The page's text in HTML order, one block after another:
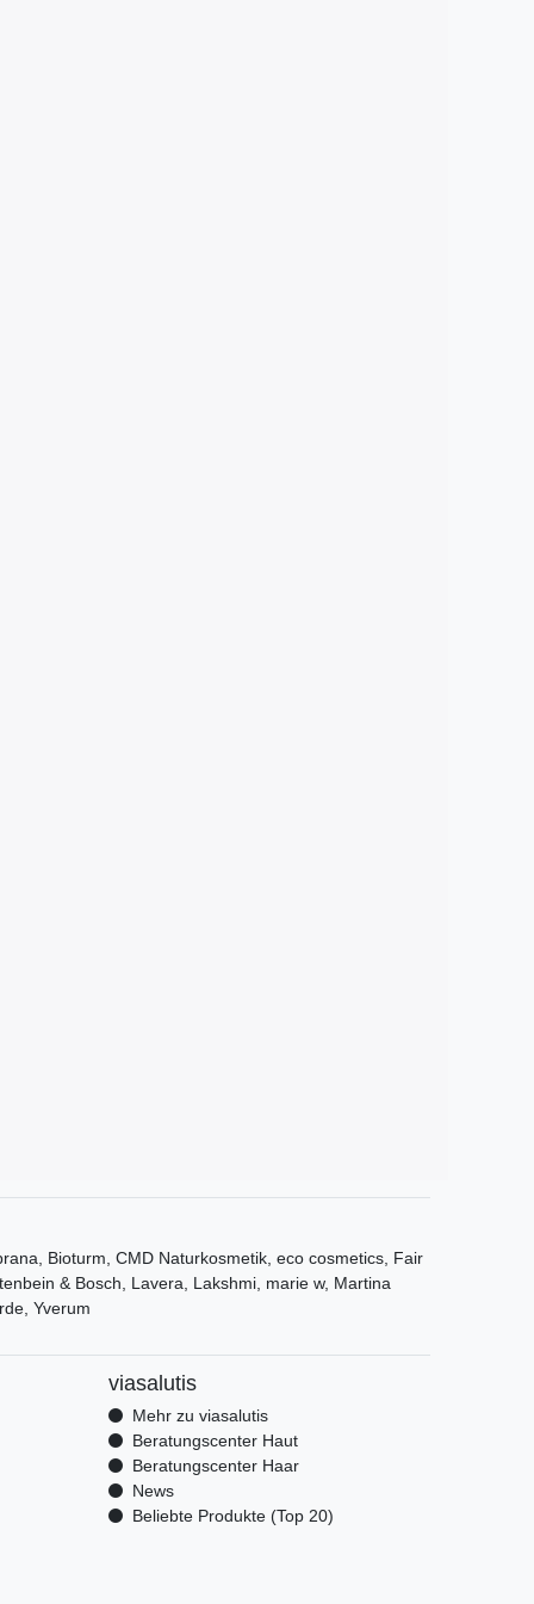
Bioturm, CMD Naturkosmetik, eco cosmetics, Fair
& Bosch, Lavera, Lakshmi, marie w, Martina
Yverum
viasalutis
Mehr zu viasalutis
Beratungscenter Haut
Beratungscenter Haar
News
Beliebte Produkte (Top 20)